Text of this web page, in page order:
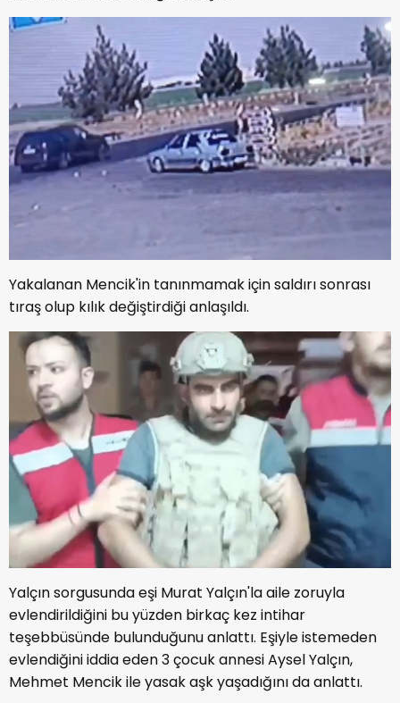
Yakalanan Mencik'in tanınmamak için saldırı sonrası
tıraş olup kılık değiştirdiği anlaşıldı.
Yalçın sorgusunda eşi Murat Yalçın'la aile zoruyla
evlendirildiğini bu yüzden birkaç kez intihar
teşebbüsünde bulunduğunu anlattı. Eşiyle istemeden
evlendiğini iddia eden 3 çocuk annesi Aysel Yalçın,
Mehmet Mencik ile yasak aşk yaşadığını da anlattı.